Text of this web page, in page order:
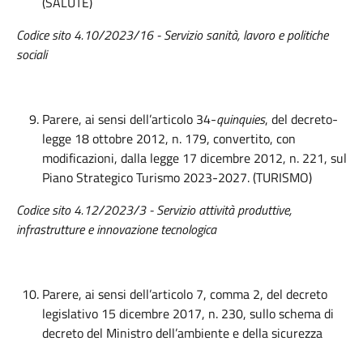
Codice sito 4.10/2023/16 - Servizio sanità, lavoro e politiche
sociali
Parere, ai sensi dell’articolo 34-quinquies, del decreto-
legge 18 ottobre 2012, n. 179, convertito, con
modificazioni, dalla legge 17 dicembre 2012, n. 221, sul
Piano Strategico Turismo 2023-2027. (TURISMO)
Codice sito 4.12/2023/3 - Servizio attività produttive,
infrastrutture e innovazione tecnologica
Parere, ai sensi dell’articolo 7, comma 2, del decreto
legislativo 15 dicembre 2017, n. 230, sullo schema di
decreto del Ministro dell’ambiente e della sicurezza